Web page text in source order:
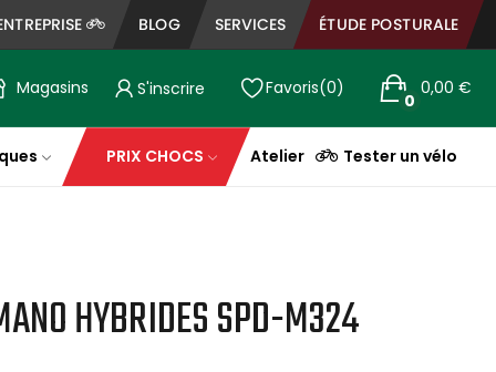
BLOG SERVICES ÉTUDE POSTURALE
Magasins S'inscrire Favoris 0 0,00 €
0
PRIX CHOCS Atelier Tester un vélo
HYBRIDES SPD-M324